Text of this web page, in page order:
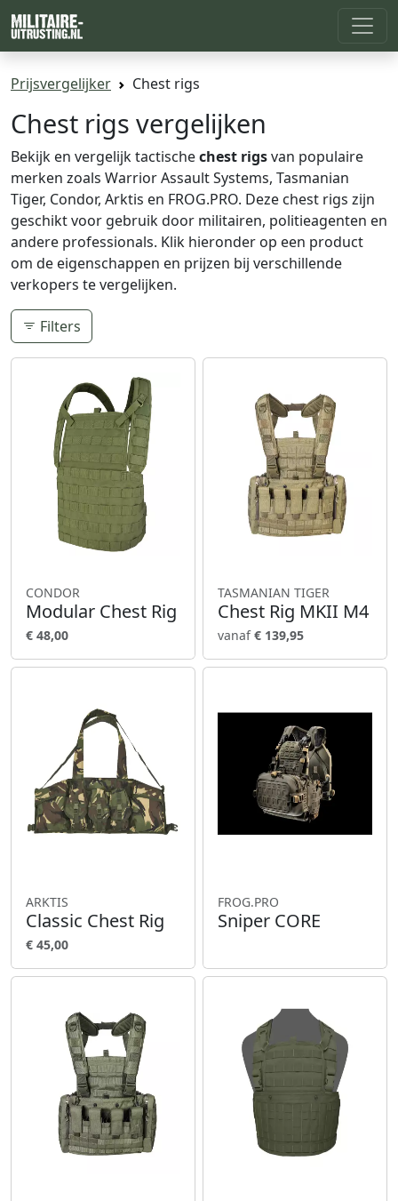
Prijsvergelijker Chest rigs
Chest rigs vergelijken
Bekijk en vergelijk tactischechest rigsvan populaire
merken zoals Warrior Assault Systems, Tasmanian
Tiger, Condor, Arktis en FROG.PRO. Deze chest rigs zijn
geschikt voor gebruik door militairen, politieagenten en
andere professionals. Klik hieronder op een product
om de eigenschappen en prijzen bij verschillende
verkopers te vergelijken.
Filters
CONDOR
Modular Chest Rig
€ 48,00
TASMANIAN TIGER
Chest Rig MKII M4
vanaf€ 139,95
ARKTIS
Classic Chest Rig
€ 45,00
FROG.PRO
Sniper CORE